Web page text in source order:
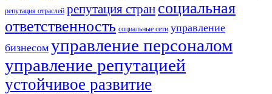
репутация отраслей репутация стран социальная
ответственность социальные сети управление
бизнесом управление персоналом
управление репутацией
устойчивое развитие